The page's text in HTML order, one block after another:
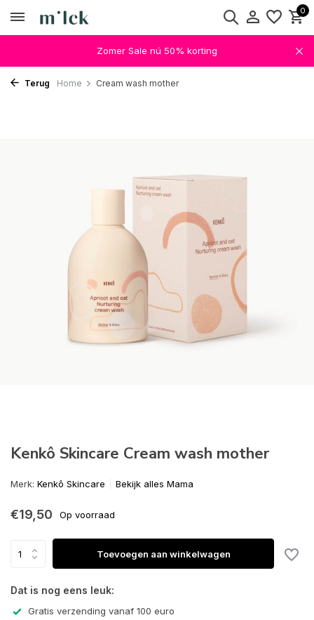
0
Zomer Sale nú 50% korting
Terug Home Cream wash mother
Kenkô Skincare Cream wash mother
Merk: Kenkô Skincare Bekijk alles Mama
€19,50 Op voorraad
Toevoegen aan winkelwagen
Dat is nog eens leuk:
Gratis verzending vanaf 100 euro